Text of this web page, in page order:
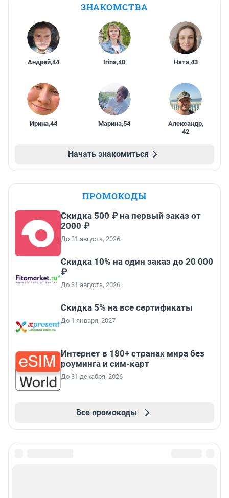
ЗНАКОМСТВА
Андрей,44 Irina,40 Ната,43
Ирина,44 Марина,54 Александр,
42
Начать знакомиться
ПРОМОКОДЫ
Скидка 500 ₽ на первый заказ от
2000 ₽
До 31 августа, 2026
Скидка 10% на один заказ до 20 000
₽
До 31 августа, 2026
Скидка 5% на все сертификаты
До 1 января, 2027
Интернет в 180+ странах мира без
роуминга и сим-карт
До 31 декабря, 2026
Все промокоды